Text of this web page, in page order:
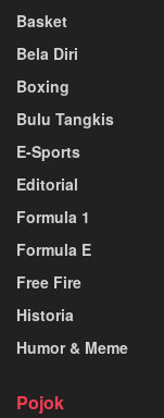
Basket
Bela Diri
Boxing
Bulu Tangkis
E-Sports
Editorial
Formula 1
Formula E
Free Fire
Historia
Humor & Meme
Pojok